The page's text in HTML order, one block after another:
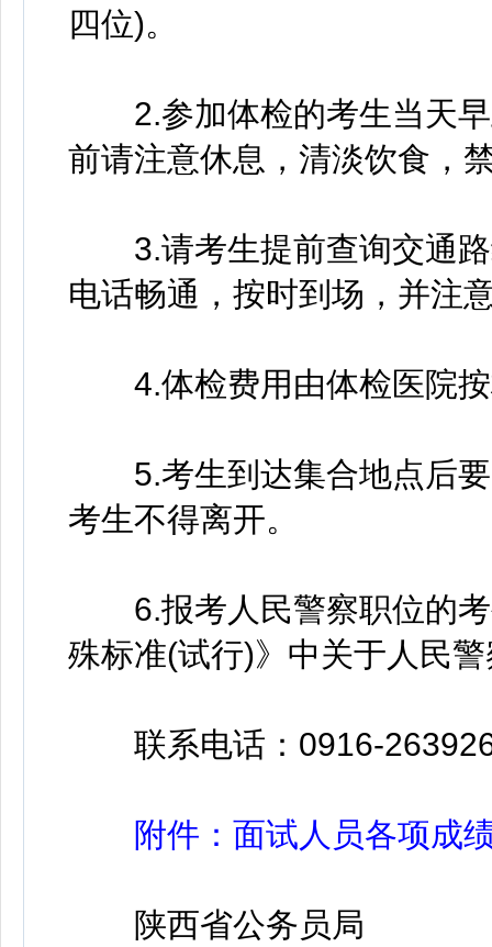
四位)。
2.参加体检的考生当天早
前请注意休息，清淡饮食，
3.请考生提前查询交通路
电话畅通，按时到场，并注
4.体检费用由体检医院按
5.考生到达集合地点后要
考生不得离开。
6.报考人民警察职位的考
殊标准(试行)》中关于人民
联系电话：0916-
附件：面试人员各项成
陕西省公务员局